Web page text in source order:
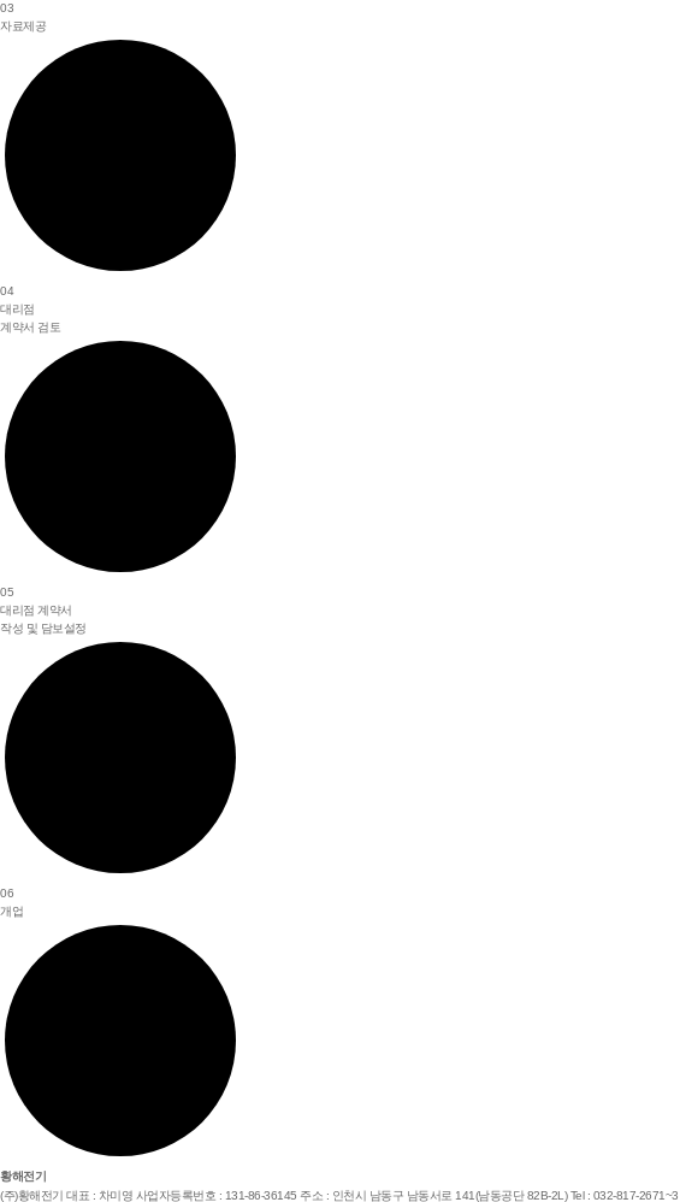
03
자료제공
04
대리점
계약서 검토
05
대리점 계약서
작성 및 담보설정
06
개업
황해전기
(주)황해전기 대표 : 차미영 사업자등록번호 : 131-86-36145 주소 : 인천시 남동구 남동서로 141(남동공단 82B-2L) Tel : 032-817-2671~3